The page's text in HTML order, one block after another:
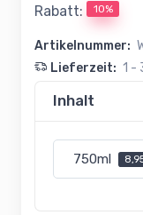
Rabatt: 10%
Artikelnummer:
Lieferzeit: 1 -
Inhalt
750ml